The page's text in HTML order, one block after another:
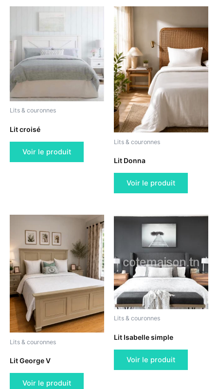
Lits & couronnes
Lit croisé
Voir le produit
Lits & couronnes
Lit Donna
Voir le produit
Lits & couronnes
Lit George V
Voir le produit
Lits & couronnes
Lit Isabelle simple
Voir le produit